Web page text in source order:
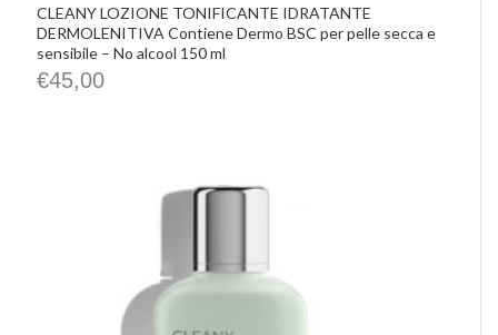
CLEANY LOZIONE TONIFICANTE IDRATANTE
DERMOLENITIVA Contiene Dermo BSC per pelle secca e
sensibile – No alcool 150 ml
€45,00